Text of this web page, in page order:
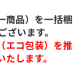
商品）を一括梱
います。
エコ包装）を推
します。